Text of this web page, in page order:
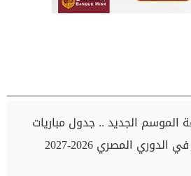
الموسم الجديد .. جدول مباريات
المصري 2026-2027